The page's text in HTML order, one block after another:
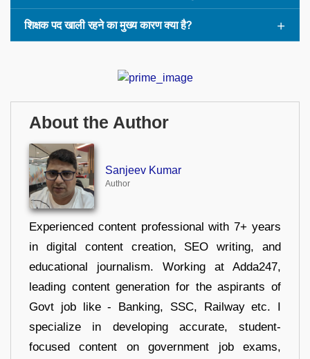
शिक्षक पद खाली रहने का मुख्य कारण क्या है?
About the Author
Sanjeev Kumar
Author
Experienced content professional with 7+ years
in digital content creation, SEO writing, and
educational journalism. Working at Adda247,
leading content generation for the aspirants of
Govt job like - Banking, SSC, Railway etc. I
specialize in developing accurate, student-
focused content on government job exams,